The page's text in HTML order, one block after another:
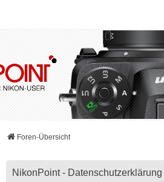
Foren-Übersicht
NikonPoint - Datenschutzerklärung